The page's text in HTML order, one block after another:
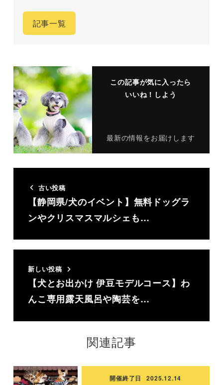
記事一覧
この記事が気に入ったら
いいね！しよう
最新の情報をお届けします
古い投稿
【静岡県/犬のイベント】無料ドッグラ
ンやクリスマスマルシェも…
新しい投稿
【犬とお出かけ 伊豆モデルコース】わ
んこ専用露天風呂や陶芸を…
関連記事
開催終了日 2025.12.14